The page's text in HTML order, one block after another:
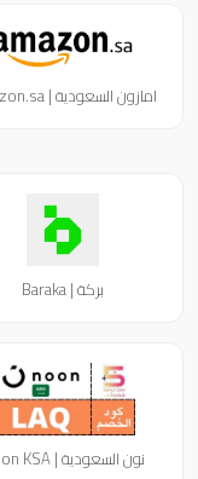
امازون السعودية | Amazon.sa
بركة | Baraka
نون السعودية | Noon KSA